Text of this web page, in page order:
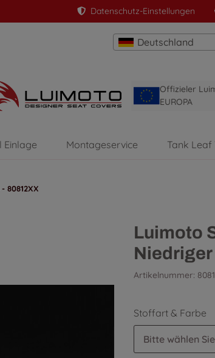
Datenschutz-Einstellungen
Deutschland
Offizieler
EUROPA
Einlage Montageservice Tank
80812XX
Luimoto
Niedriger
Artikelnummer:
Stoffart & Farbe
Bitte wählen